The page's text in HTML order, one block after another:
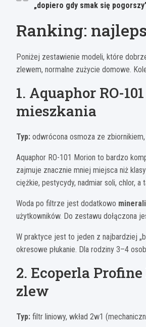
„dopiero gdy smak się
Ranking:
Poniżej zestawienie modeli, które
zlewem, normalne zużycie domowe.
1. Aquaphor RO-
mieszkania
Typ: odwrócona osmoza ze
Aquaphor RO-101 Morion to bardzo
zajmuje znacznie mniej miejsca niż
ciężkie, pestycydy, nadmiar soli, chlor,
Woda po filtrze jest dodatkowo
użytkowników. Do zestawu dołączona
W praktyce jest to jeden z najbardziej
okresowe płukanie. Dla rodziny 3–4
2. Ecoperla
zlew
Typ: filtr liniowy, wkład 2w1